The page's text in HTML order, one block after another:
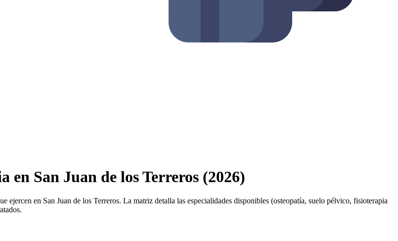
San Juan de los Terreros (2026)
ejercen en San Juan de los Terreros. La matriz detalla las especialidades disponibles (osteopatía, suelo pélvico, fisioterapia